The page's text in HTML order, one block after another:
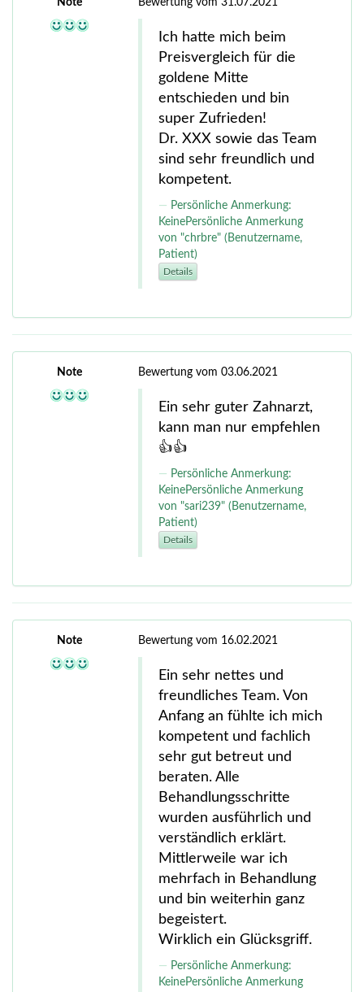
Note Bewertung vom 31.07.2021
Ich hatte mich beim
Preisvergleich für die
goldene Mitte
entschieden und bin
super Zufrieden!
Dr. XXX sowie das Team
sind sehr freundlich und
kompetent.
Persönliche Anmerkung:
KeinePersönliche Anmerkung
von "chrbre" (Benutzername,
Patient)
Details
Note Bewertung vom 03.06.2021
Ein sehr guter Zahnarzt,
kann man nur empfehlen
👍👍
Persönliche Anmerkung:
KeinePersönliche Anmerkung
von "sari239" (Benutzername,
Patient)
Details
Note Bewertung vom 16.02.2021
Ein sehr nettes und
freundliches Team. Von
Anfang an fühlte ich mich
kompetent und fachlich
sehr gut betreut und
beraten. Alle
Behandlungsschritte
wurden ausführlich und
verständlich erklärt.
Mittlerweile war ich
mehrfach in Behandlung
und bin weiterhin ganz
begeistert.
Wirklich ein Glücksgriff.
Persönliche Anmerkung:
KeinePersönliche Anmerkung